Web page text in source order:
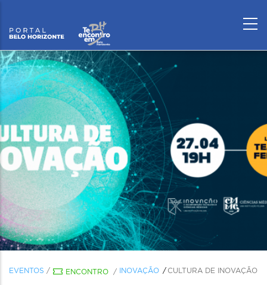
EVENTOS / ENCONTRO / INOVAÇÃO CULTURA DE INOVAÇÃO